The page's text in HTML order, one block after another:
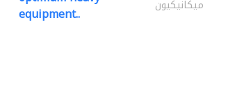
equipment.. ميكانيكيون